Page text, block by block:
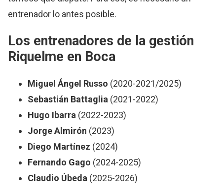
entrenador lo antes posible.
Los entrenadores de la gestión
Riquelme en Boca
Miguel Ángel Russo (2020-2021/2025)
Sebastián Battaglia (2021-2022)
Hugo Ibarra (2022-2023)
Jorge Almirón (2023)
Diego Martínez (2024)
Fernando Gago (2024-2025)
Claudio Úbeda (2025-2026)